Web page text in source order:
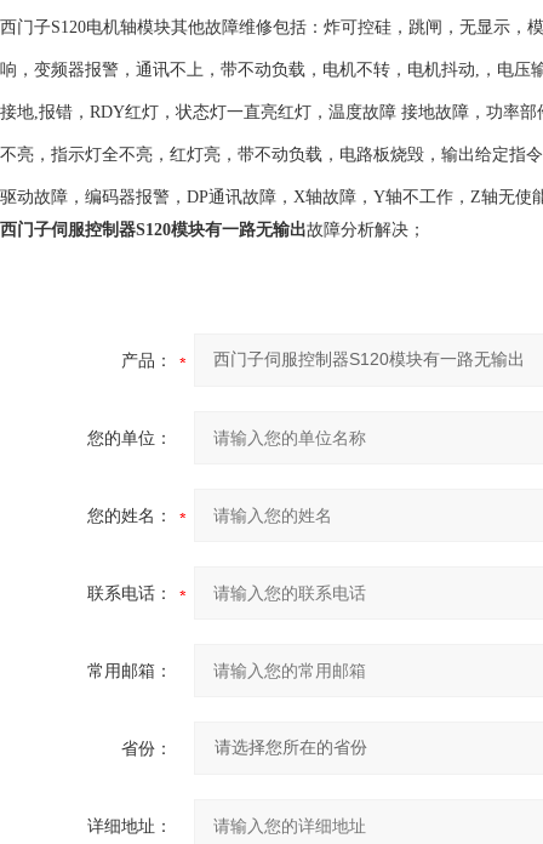
西门子S120电机轴模块其他故障维修包括：炸可控硅，跳闸，无显示
响，变频器报警，通讯不上，带不动负载，电机不转，电机抖动,，电
接地,报错，RDY红灯，状态灯一直亮红灯，温度故障 接地故障，功率
不亮，指示灯全不亮，红灯亮，带不动负载，电路板烧毁，输出给定指
驱动故障，编码器报警，DP通讯故障，X轴故障，Y轴不工作，Z轴无使
西门子伺服控制器S120模块有一路无输出故障分析解决；
产品：
您的单位：
您的姓名：
联系电话：
常用邮箱：
省份：
详细地址：